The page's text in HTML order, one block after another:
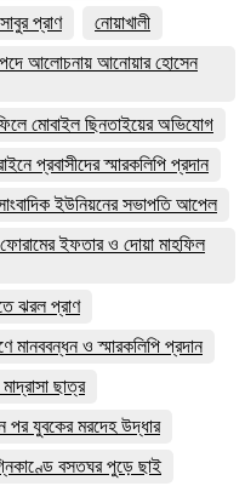
প্রাণ
নোয়াখালী
পদে আলোচনায় আনোয়ার হোসেন
মোবাইল ছিনতাইয়ের অভিযোগ
প্রবাসীদের স্মারকলিপি প্রদান
ইউনিয়নের সভাপতি আপেল
ফোরামের ইফতার ও দোয়া মাহফিল
ঝরল প্রাণ
মানববন্ধন ও স্মারকলিপি প্রদান
ছাত্র
পর যুবকের মরদেহ উদ্ধার
বসতঘর পুড়ে ছাই